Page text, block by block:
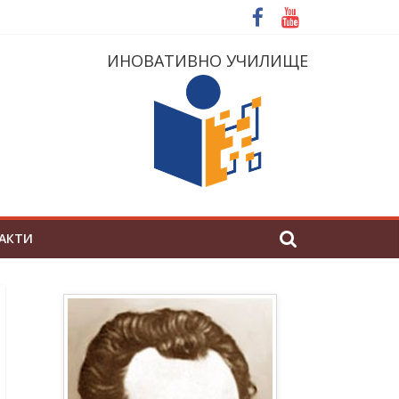
ИНОВАТИВНО УЧИЛИЩЕ